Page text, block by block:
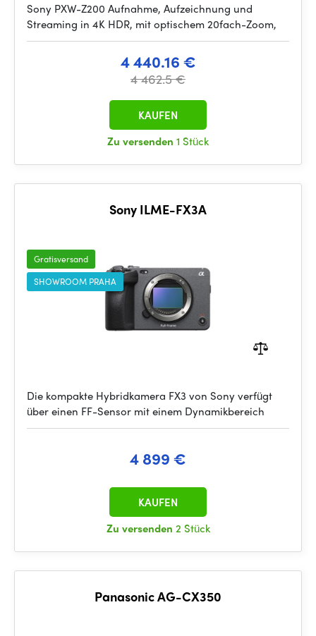
Sony PXW-Z200 Aufnahme, Aufzeichnung und
Streaming in 4K HDR, mit optischem 20fach-Zoom,
4 440.16 €
4 462.5 €
Zu versenden 1 Stück
KAUFEN
Sony ILME-FX3A
Gratisversand
SHOWROOM PRAHA
Die kompakte Hybridkamera FX3 von Sony verfügt
über einen FF-Sensor mit einem Dynamikbereich
4 899 €
Zu versenden 2 Stück
KAUFEN
Panasonic AG-CX350